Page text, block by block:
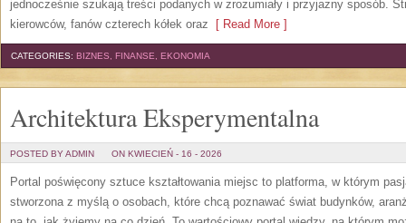
jednocześnie szukają treści podanych w zrozumiały i przyjazny sposób.
kierowców, fanów czterech kółek oraz [ Read More ]
CATEGORIES: BIZNES, FINANSE, EKONOMIA
Architektura Eksperymentalna
POSTED BY ADMIN ON KWIECIEŃ - 16 - 2026
Portal poświęcony sztuce kształtowania miejsc to platforma, w którym
stworzona z myślą o osobach, które chcą poznawać świat budynków,